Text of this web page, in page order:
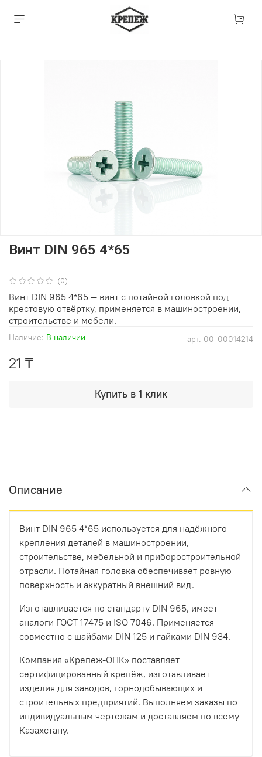
(0)
арт. 00-00014214
Наличие: В наличии
Винт DIN 965 4*65
21 ₸
Купить в 1 клик
Винт DIN 965 4*65 — винт с потайной головкой под
крестовую отвёртку, применяется в машиностроении,
строительстве и мебели.
Описание
Винт DIN 965 4*65 используется для надёжного
крепления деталей в машиностроении,
строительстве, мебельной и приборостроительной
отрасли. Потайная головка обеспечивает ровную
поверхность и аккуратный внешний вид.
Изготавливается по стандарту DIN 965, имеет
аналоги ГОСТ 17475 и ISO 7046. Применяется
совместно с шайбами DIN 125 и гайками DIN 934.
Компания «Крепеж-ОПК» поставляет
сертифицированный крепёж, изготавливает
изделия для заводов, горнодобывающих и
строительных предприятий. Выполняем заказы по
индивидуальным чертежам и доставляем по всему
Казахстану.